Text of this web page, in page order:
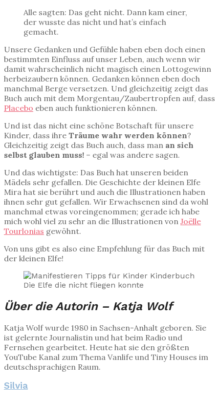
Alle sagten: Das geht nicht. Dann kam einer,
der wusste das nicht und hat’s einfach
gemacht.
Unsere Gedanken und Gefühle haben eben doch einen
bestimmten Einfluss auf unser Leben, auch wenn wir
damit wahrscheinlich nicht magisch einen Lottogewinn
herbeizaubern können. Gedanken können eben doch
manchmal Berge versetzen. Und gleichzeitig zeigt das
Buch auch mit dem Morgentau/Zaubertropfen auf, dass
Placebo eben auch funktionieren können.
Und ist das nicht eine schöne Botschaft für unsere
Kinder, dass ihre Träume wahr werden können?
Gleichzeitig zeigt das Buch auch, dass man an sich
selbst glauben muss! – egal was andere sagen.
Und das wichtigste: Das Buch hat unseren beiden
Mädels sehr gefallen. Die Geschichte der kleinen Elfe
Mira hat sie berührt und auch die Illustrationen haben
ihnen sehr gut gefallen. Wir Erwachsenen sind da wohl
manchmal etwas voreingenommen; gerade ich habe
mich wohl viel zu sehr an die Illustrationen von Joëlle
Tourlonias gewöhnt.
Von uns gibt es also eine Empfehlung für das Buch mit
der kleinen Elfe!
Über die Autorin – Katja Wolf
Katja Wolf wurde 1980 in Sachsen-Anhalt geboren. Sie
ist gelernte Journalistin und hat beim Radio und
Fernsehen gearbeitet. Heute hat sie den größten
YouTube Kanal zum Thema Vanlife und Tiny Houses im
deutschsprachigen Raum.
Silvia